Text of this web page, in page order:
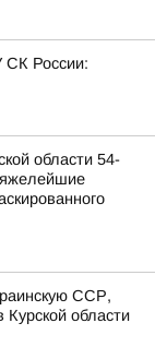
СК России:
области 54-
ССР,
области